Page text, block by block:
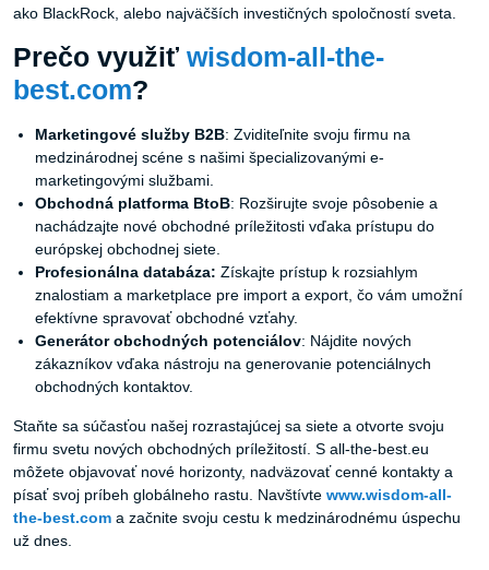
ako BlackRock, alebo najväčších investičných spoločností sveta.
Prečo využiť wisdom-all-the-
best.com?
Marketingové služby B2B: Zviditeľnite svoju firmu na
medzinárodnej scéne s našimi špecializovanými e-
marketingovými službami.
Obchodná platforma BtoB: Rozširujte svoje pôsobenie a
nachádzajte nové obchodné príležitosti vďaka prístupu do
európskej obchodnej siete.
Profesionálna databáza: Získajte prístup k rozsiahlym
znalostiam a marketplace pre import a export, čo vám umožní
efektívne spravovať obchodné vzťahy.
Generátor obchodných potenciálov: Nájdite nových
zákazníkov vďaka nástroju na generovanie potenciálnych
obchodných kontaktov.
Staňte sa súčasťou našej rozrastajúcej sa siete a otvorte svoju
firmu svetu nových obchodných príležitostí. S all-the-best.eu
môžete objavovať nové horizonty, nadväzovať cenné kontakty a
písať svoj príbeh globálneho rastu. Navštívte www.wisdom-all-
the-best.com a začnite svoju cestu k medzinárodnému úspechu
už dnes.